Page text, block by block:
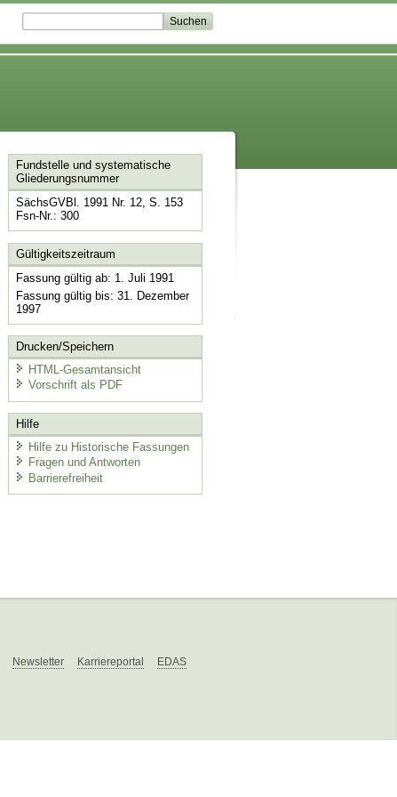
Fundstelle und systematische
Gliederungsnummer
SächsGVBl. 1991 Nr. 12, S. 153
Fsn-Nr.: 300
Gültigkeitszeitraum
Fassung gültig ab: 1. Juli 1991
Fassung gültig bis: 31. Dezember
1997
Drucken/Speichern
HTML-Gesamtansicht
Vorschrift als PDF
Hilfe
Hilfe zu Historische Fassungen
Fragen und Antworten
Barrierefreiheit
Newsletter Karriereportal EDAS